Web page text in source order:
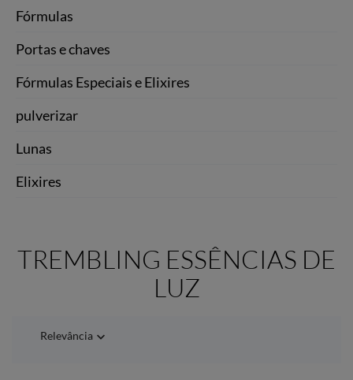
Fórmulas
Portas e chaves
Fórmulas Especiais e Elixires
pulverizar
Lunas
Elixires
TREMBLING ESSÊNCIAS DE
LUZ
Relevância 